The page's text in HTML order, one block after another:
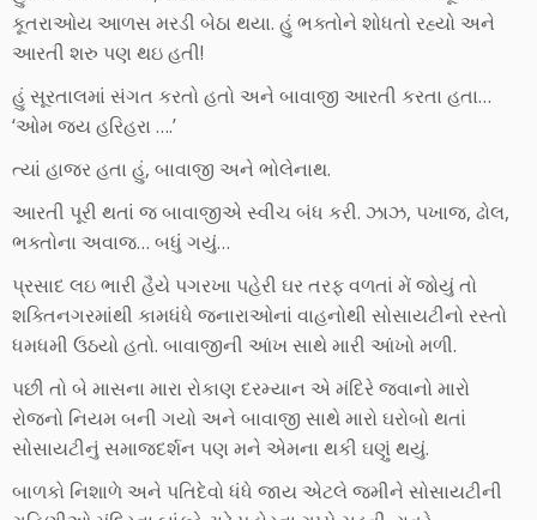
કૂતરાઓય આળસ મરડી બેઠા થયા. હું ભક્તોને શોધતો રહ્યો અને
આરતી શરુ પણ થઇ હતી!
હું સૂરતાલમાં સંગત કરતો હતો અને બાવાજી આરતી કરતા હતા…
‘ઓમ જય હરિહરા ….’
ત્યાં હાજર હતા હું, બાવાજી અને ભોલેનાથ.
આરતી પૂરી થતાં જ બાવાજીએ સ્વીચ બંધ કરી. ઝાઝ, પખાજ, ઢોલ,
ભક્તોના અવાજ… બધું ગયું…
પ્રસાદ લઇ ભારી હૈયે પગરખા પહેરી ઘર તરફ વળતાં મેં જોયું તો
શક્તિનગરમાંથી કામધંધે જનારાઓનાં વાહનોથી સોસાયટીનો રસ્તો
ધમધમી ઉઠયો હતો. બાવાજીની આંખ સાથે મારી આંખો મળી.
પછી તો બે માસના મારા રોકાણ દરમ્યાન એ મંદિરે જવાનો મારો
રોજનો નિયમ બની ગયો અને બાવાજી સાથે મારો ઘરોબો થતાં
સોસાયટીનું સમાજદર્શન પણ મને એમના થકી ઘણું થયું.
બાળકો નિશાળે અને પતિદેવો ધંધે જાય એટલે જમીને સોસાયટીની